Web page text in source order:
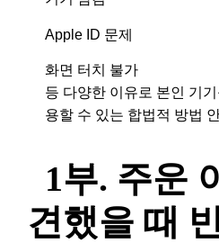
Apple ID 문제
화면 터치 불가
등 다양한 이유로 본인 기
용할 수 있는 합법적 방법
1부. 주운
견했을 때